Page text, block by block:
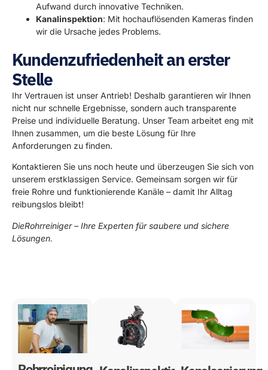
Aufwand durch innovative Techniken.
Kanalinspektion: Mit hochauflösenden Kameras finden
wir die Ursache jedes Problems.
Kundenzufriedenheit an erster
Stelle
Ihr Vertrauen ist unser Antrieb! Deshalb garantieren wir Ihnen
nicht nur schnelle Ergebnisse, sondern auch transparente
Preise und individuelle Beratung. Unser Team arbeitet eng mit
Ihnen zusammen, um die beste Lösung für Ihre
Anforderungen zu finden.
Kontaktieren Sie uns noch heute und überzeugen Sie sich von
unserem erstklassigen Service. Gemeinsam sorgen wir für
freie Rohre und funktionierende Kanäle – damit Ihr Alltag
reibungslos bleibt!
DieRohrreiniger – Ihre Experten für saubere und sichere
Lösungen.